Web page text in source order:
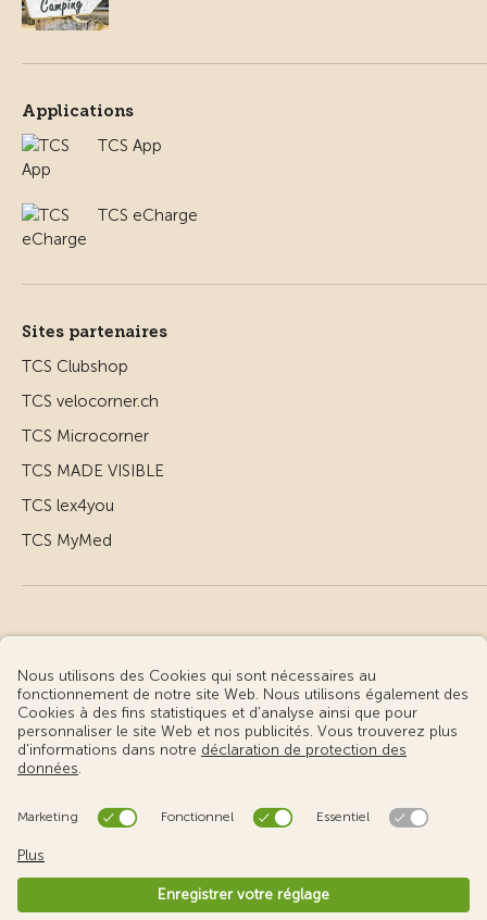
Applications
TCS App
TCS eCharge
Sites partenaires
TCS Clubshop
TCS velocorner.ch
TCS Microcorner
TCS MADE VISIBLE
TCS lex4you
TCS MyMed
Conditions d’utilisation – informations juridiques
Gestion des cookies